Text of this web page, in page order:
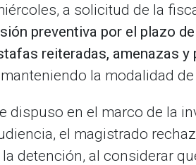
a solicitud de la
preventiva por el plazo
reiteradas, amenazas
manteniendo la modalidad de
dispuso en el marco de la
el magistrado
detención, al considerar